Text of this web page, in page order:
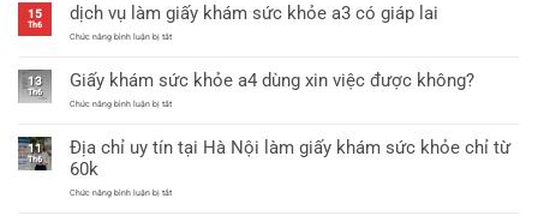
25
mới
nhất
khám
sức
khỏe
25/2026
mới
nhất
15
Th6
dịch vụ làm giấy khám sức khỏe a3 có giáp lai
Chức năng bình luận bị tắtở
làm
giấy
khám
a3
có
13
Th6
Giấy khám sức khỏe a4 dùng xin việc được không?
Chức năng bình luận bị tắtở
sức
khỏe
xin
11
Th6
Địa chỉ uy tín tại Hà Nội làm giấy khám sức khỏe chỉ từ
60k
Chức năng bình luận bị tắtở